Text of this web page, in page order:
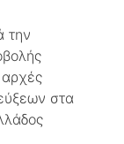
την
αρχές
στα